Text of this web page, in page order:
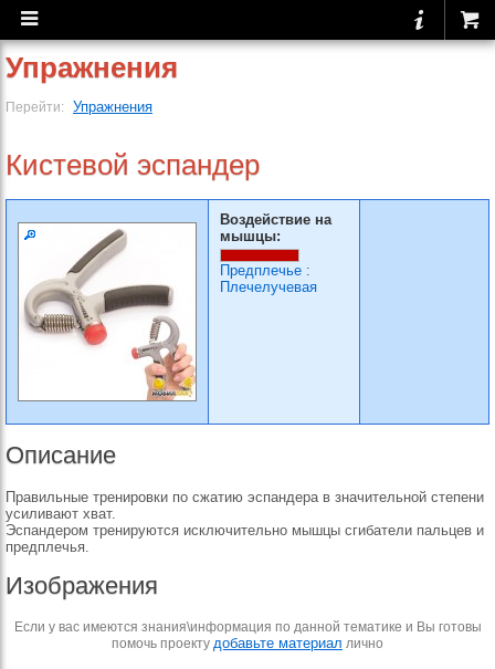
Упражнения
Перейти: Упражнения
Кистевой эспандер
Воздействие на
мышцы:
Предплечье :
Плечелучевая
Описание
Правильные тренировки по сжатию эспандера в значительной степени
усиливают хват.
Эспандером тренируются исключительно мышцы сгибатели пальцев и
предплечья.
Изображения
Если у вас имеются знания\информация по данной тематике и Вы готовы
помочь проекту добавьте материал лично